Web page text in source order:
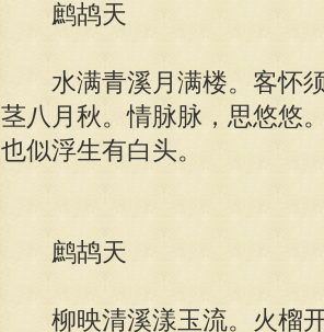
鹧鸪天
水满青溪月满楼。客怀须
茎八月秋。情脉脉，思悠悠
也似浮生有白头。
鹧鸪天
柳映清溪漾玉流。火榴开